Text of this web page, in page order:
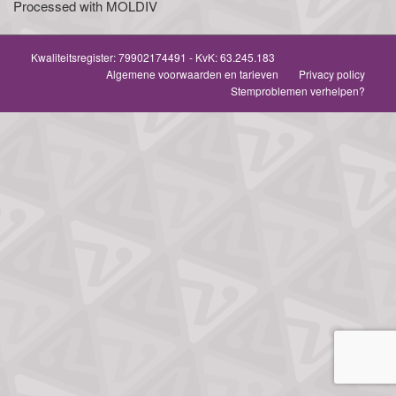
Processed with MOLDIV
Kwaliteitsregister:79902174491 - KvK: 63.245.183
Algemene voorwaarden en tarieven
Privacy policy
Stemproblemen verhelpen?